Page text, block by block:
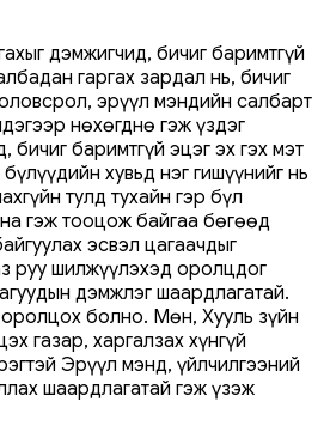
дэмжигчид, бичиг баримтгүй
гаргах зардал нь, бичиг
эрүүл мэндийн салбарт
нөхөгднө гэж үздэг
бичиг баримтгүй эцэг эх гэх мэт
хувьд нэг гишүүнийг нь
тулд тухайн гэр бүл
гэж тооцож байгаа бөгөөд
эсвэл цагаачдыг
руу шилжүүлэхэд оролцдог
дэмжлэг шаардлагатай.
болно. Мөн, Хууль зүйн
газар, харгалзах хүнгүй
Эрүүл мэнд, үйлчилгээний
шаардлагатай гэж үзэж